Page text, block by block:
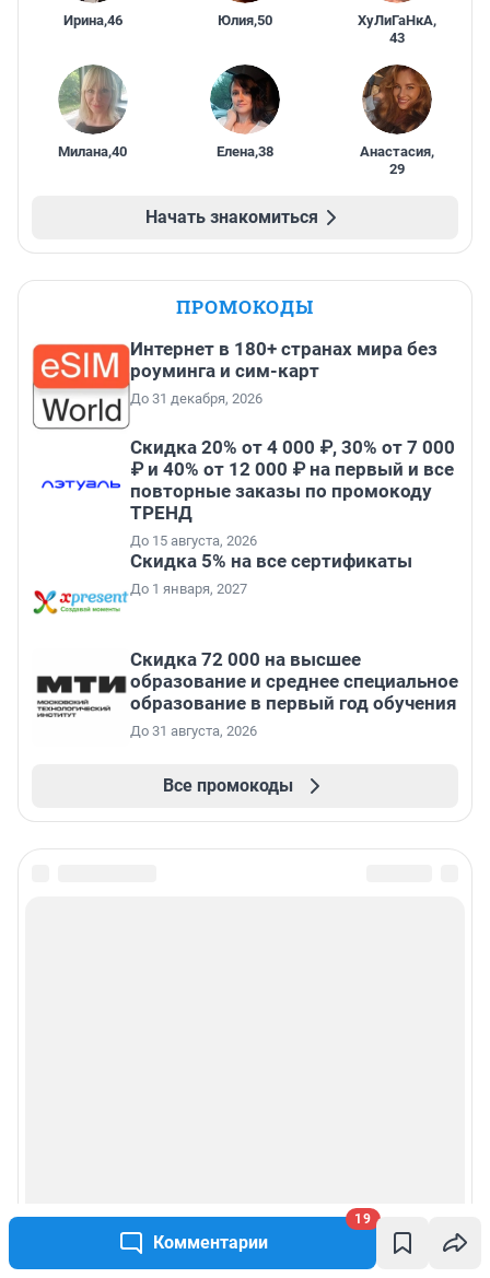
Комментарии
19
Ирина,46 Юлия,50 ХуЛиГаНкА,
43
Милана,40 Елена,38 Анастасия,
29
Начать знакомиться
ПРОМОКОДЫ
Интернет в 180+ странах мира без
роуминга и сим-карт
До 31 декабря, 2026
Скидка 20% от 4 000 ₽, 30% от 7 000
₽ и 40% от 12 000 ₽ на первый и все
повторные заказы по промокоду
ТРЕНД
До 15 августа, 2026
Скидка 5% на все сертификаты
До 1 января, 2027
Скидка 72 000 на высшее
образование и среднее специальное
образование в первый год обучения
До 31 августа, 2026
Все промокоды